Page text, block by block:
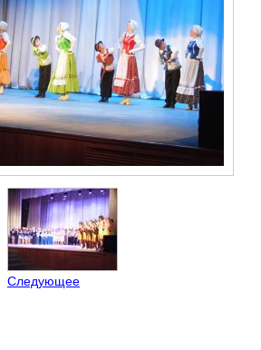
Следующее